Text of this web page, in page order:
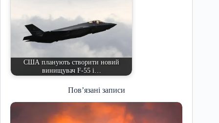
США планують створити новий
винищувач F-55 і…
Пов’язані записи